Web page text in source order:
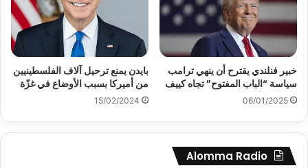
خبير فنلندي يقترح أن ينهي ترامب
سياسة “الباب المفتوح” تجاه كييف
06/01/2025
بايدن يمنع ترحيل آلاف الفلسطينيين
من أميركا بسبب الأوضاع في غزّة
15/02/2024
Alomma Radio